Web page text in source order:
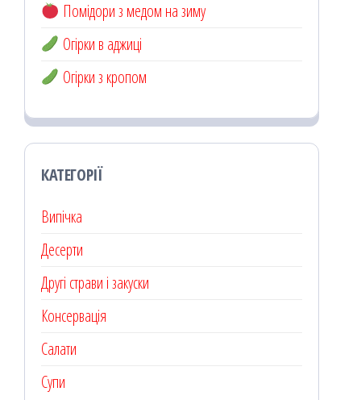
Помідори з медом на зиму
Огірки в аджиці
Огірки з кропом
КАТЕГОРІЇ
Випічка
Десерти
Другі страви і закуски
Консервація
Салати
Супи